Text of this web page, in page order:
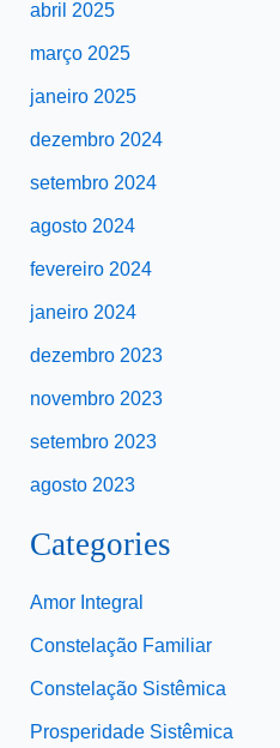
abril 2025
março 2025
janeiro 2025
dezembro 2024
setembro 2024
agosto 2024
fevereiro 2024
janeiro 2024
dezembro 2023
novembro 2023
setembro 2023
agosto 2023
Categories
Amor Integral
Constelação Familiar
Constelação Sistêmica
Prosperidade Sistêmica